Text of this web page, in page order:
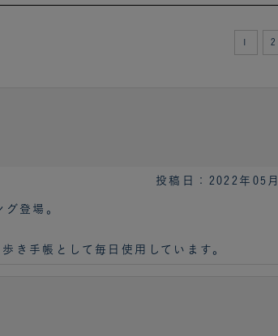
2
投稿日：2022年05
登場。
き手帳として毎日使用しています。